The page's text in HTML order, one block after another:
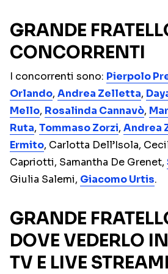
GRANDE
CONCORRENTI
I concorrenti sono: Pierpolo
Orlando, Andrea Zelletta,
Mello, Rosalinda Cannavò,
Ruta, Tommaso Zorzi, Andrea
Ermito, Carlotta Dell’Isola,
Capriotti, Samantha De Grenet,
Giulia Salemi, Giacomo Urtis.
GRANDE
DOVE VEDERLO
TV E LIVE